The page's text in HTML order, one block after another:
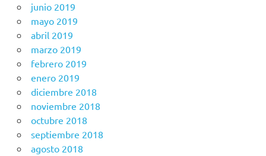
junio 2019
mayo 2019
abril 2019
marzo 2019
febrero 2019
enero 2019
diciembre 2018
noviembre 2018
octubre 2018
septiembre 2018
agosto 2018